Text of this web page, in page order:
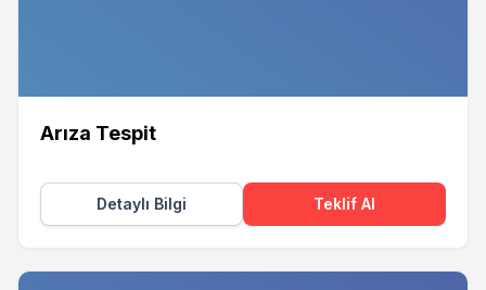
Arıza Tespit
Detaylı Bilgi Teklif Al